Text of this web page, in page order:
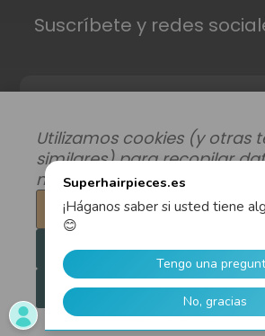
Suscríbete y redes
© 2026
Envíos, Devoluciones y Garantía |
Términos y
Utilizamos cookies (y otras
similares) para recopilar
mejorar su experiencia de
Configuración
Rechazar todo
Aceptar todas las